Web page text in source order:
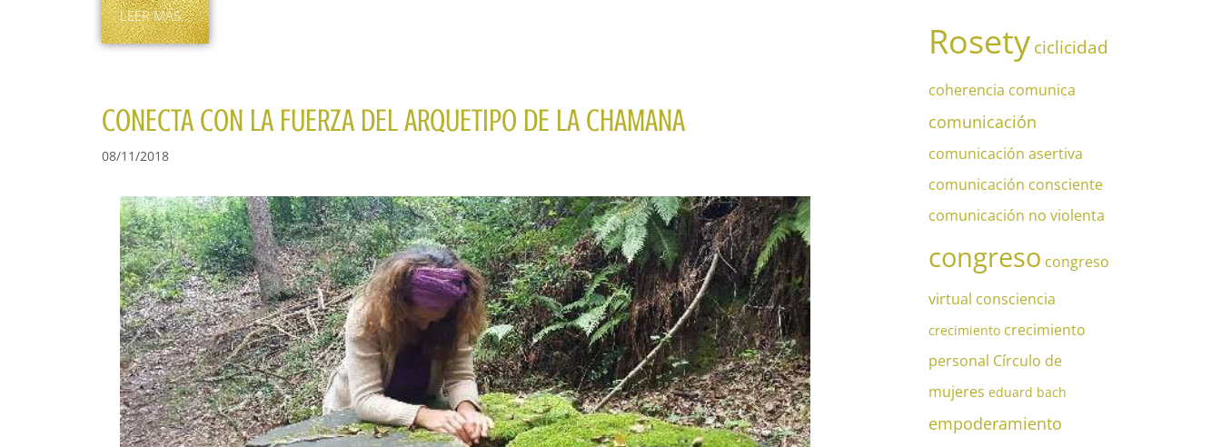
LEER MÁS…
CONECTA CON LA FUERZA DEL ARQUETIPO DE LA CHAMANA
08/11/2018
Rosetyciclicidad
coherencia comunica
comunicación
comunicación asertiva
comunicación consciente
comunicación no violenta
congreso congreso
virtual consciencia
crecimiento crecimiento
personal Círculo de
mujeres eduard bach
empoderamiento